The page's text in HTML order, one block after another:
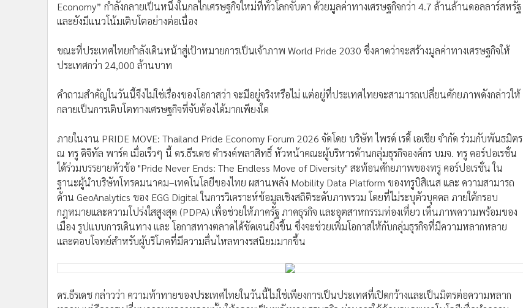
Economy” กำลังกลายเป็นหนึ่งในกลไกเศรษฐกิจใหม่ที่ทั่วโลกจับตา ด้วยมูลค่าทางเศรษฐกิจกว่า 4.7 ล้านล้านดอลลาร์สหรัฐ
และยังมีแนวโน้มเติบโตอย่างต่อเนื่อง
ขณะที่ประเทศไทยกำลังเดินหน้าสู่เป้าหมายการเป็นเจ้าภาพ World Pride 2030 ซึ่งคาดว่าจะสร้างมูลค่าทางเศรษฐกิจให้
ประเทศกว่า 24,000 ล้านบาท
คำถามสำคัญในวันนี้จึงไม่ใช่เรื่องของโอกาสว่า จะมีอยู่จริงหรือไม่ แต่อยู่ที่ประเทศไทยจะสามารถเปลี่ยนศักยภาพดังกล่าวให้
กลายเป็นการเติบโตทางเศรษฐกิจที่จับต้องได้มากเพียงใด
ภายในงาน PRIDE MOVE: Thailand Pride Economy Forum 2026 จัดโดย บริษัท ไพรด์ เรดี้ เอเชีย จำกัด ร่วมกับพันธมิตร
ณ ทรู ดิจิทัล พาร์ค เมื่อเร็วๆ นี้ ดร.ธีรเดช ดำรงค์พลาสิทธิ์ หัวหน้าคณะผู้บริหารด้านกลุ่มธุรกิจองค์กร บมจ. ทรู คอร์ปอเรชั่น
ได้ร่วมบรรยายหัวข้อ "Pride Never Ends: The Endless Move of Diversity" สะท้อนศักยภาพของทรู คอร์ปอเรชั่น ใน
ฐานะผู้นำบริษัทโทรคมนาคม–เทคโนโลยีของไทย ผสานพลัง Mobility Data Platform ของทรูบิสิเนส และ ความสามารถ
ด้าน GeoAnalytics ของ EGG Digital ในการวิเคราะห์ข้อมูลเชิงสถิติระดับภาพรวม โดยที่ไม่ระบุตัวบุคคล ภายใต้กรอบ
กฎหมายและความโปร่งใสสูงสุด (PDPA) เพื่อช่วยให้ภาครัฐ ภาคธุรกิจ และอุตสาหกรรมท่องเที่ยว เห็นภาพความพร้อมของ
เมือง รูปแบบการเดินทาง และ โอกาสทางตลาดได้ชัดเจนยิ่งขึ้น ซึ่งจะช่วยเพิ่มโอกาสให้กับกลุ่มธุรกิจที่มีความหลากหลาย
และตอบโจทย์สำหรับผู้บริโภคที่มีความลื่นไหลทางรสนิยมมากขึ้น
ดร.ธีรเดช กล่าวว่า ความท้าทายของประเทศไทยในวันนี้ไม่ใช่เพียงการเป็นประเทศที่เปิดกว้างและเป็นมิตรต่อความหลาก